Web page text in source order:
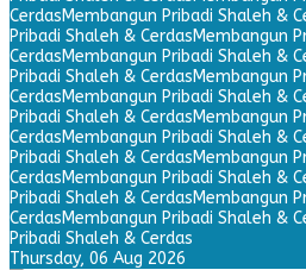
CerdasMembangun Pribadi Shaleh &
Pribadi Shaleh & CerdasMembangun
CerdasMembangun Pribadi Shaleh &
Pribadi Shaleh & CerdasMembangun
CerdasMembangun Pribadi Shaleh &
Pribadi Shaleh & CerdasMembangun
CerdasMembangun Pribadi Shaleh &
Pribadi Shaleh & CerdasMembangun
CerdasMembangun Pribadi Shaleh &
Pribadi Shaleh & CerdasMembangun
CerdasMembangun Pribadi Shaleh &
Pribadi Shaleh & Cerdas
Thursday, 06 Aug 2026